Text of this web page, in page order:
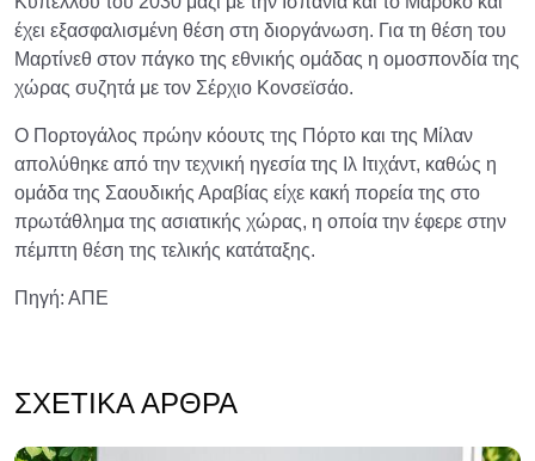
έχει εξασφαλισμένη θέση στη διοργάνωση. Για τη θέση του
Μαρτίνεθ στον πάγκο της εθνικής ομάδας η ομοσπονδία της
χώρας συζητά με τον Σέρχιο Κονσεϊσάο.
Ο Πορτογάλος πρώην κόουτς της Πόρτο και της Μίλαν
απολύθηκε από την τεχνική ηγεσία της Ιλ Ιτιχάντ, καθώς η
ομάδα της Σαουδικής Αραβίας είχε κακή πορεία της στο
πρωτάθλημα της ασιατικής χώρας, η οποία την έφερε στην
πέμπτη θέση της τελικής κατάταξης.
Πηγή: ΑΠΕ
ΣΧΕΤΙΚΆ ΆΡΘΡΑ